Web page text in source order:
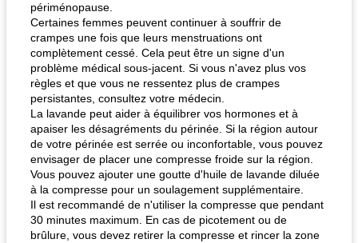
périménopause.
Certaines femmes peuvent continuer à souffrir de
crampes une fois que leurs menstruations ont
complètement cessé. Cela peut être un signe d'un
problème médical sous-jacent. Si vous n'avez plus vos
règles et que vous ne ressentez plus de crampes
persistantes, consultez votre médecin.
La lavande peut aider à équilibrer vos hormones et à
apaiser les désagréments du périnée. Si la région autour
de votre périnée est serrée ou inconfortable, vous pouvez
envisager de placer une compresse froide sur la région.
Vous pouvez ajouter une goutte d'huile de lavande diluée
à la compresse pour un soulagement supplémentaire.
Il est recommandé de n'utiliser la compresse que pendant
30 minutes maximum. En cas de picotement ou de
brûlure, vous devez retirer la compresse et rincer la zone